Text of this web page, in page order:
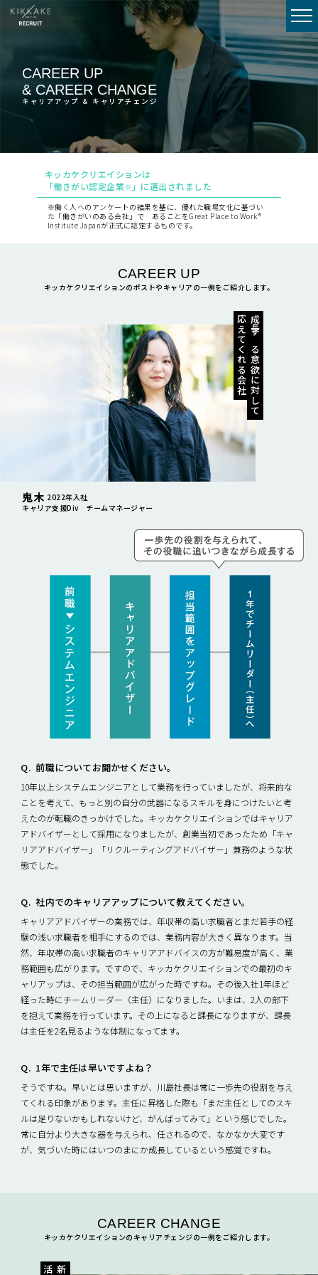
CAREER UP
& CAREER CHANGE
キャリアアップ ＆ キャリアチェンジ
キッカケクリエイションは
「働きがい認定企業※ 」に選出されました
※働く人へのアンケートの結果を基に、優れた職場文化に基づい
た「働きがいのある会社」で あることをGreat Place to Work®
Institute Japanが正式に認定するものです。
CAREER UP
キッカケクリエイションのポストやキャリアの一例をご紹介します。
成長する意欲に対して
応えてくれる会社
鬼木 2022年入社
キャリア支援Div チームマネージャー
前職についてお聞かせください。
10年以上システムエンジニアとして業務を行っていましたが、将来的な
ことを考えて、もっと別の自分の武器になるスキルを身につけたいと考
えたのが転職のきっかけでした。キッカケクリエイションではキャリア
アドバイザーとして採用になりましたが、創業当初であったため「キャ
リアアドバイザー」「リクルーティングアドバイザー」兼務のような状
態でした。
社内でのキャリアアップについて教えてください。
キャリアアドバイザーの業務では、年収帯の高い求職者とまだ若手の経
験の浅い求職者を相手にするのでは、業務内容が大きく異なります。当
然、年収帯の高い求職者のキャリアアドバイスの方が難易度が高く、業
務範囲も広がります。ですので、キッカケクリエイションでの最初のキ
ャリアップは、その担当範囲が広がった時ですね。その後入社1年ほど
経った時にチームリーダー（主任）になりました。いまは、2人の部下
を抱えて業務を行っています。その上になると課長になりますが、課長
は主任を2名見るような体制になってます。
1年で主任は早いですよね？
そうですね。早いとは思いますが、川島社長は常に一歩先の役割を与え
てくれる印象があります。主任に昇格した際も「まだ主任としてのスキ
ルは足りないかもしれないけど、がんばってみて」という感じでした。
常に自分より大きな器を与えられ、任されるので、なかなか大変です
が、気づいた時にはいつのまにか成長しているという感覚ですね。
CAREER CHANGE
キッカケクリエイションのキャリアチェンジの一例をご紹介します。